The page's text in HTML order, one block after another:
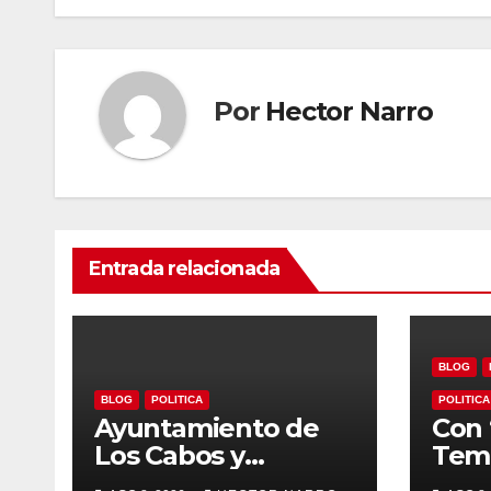
entradas
Por Hector Narro
Entrada relacionada
BLOG POLITICA
Ayuntamiento de
Los Cabos y
organizadores de
BLOG
POLITICA
Con